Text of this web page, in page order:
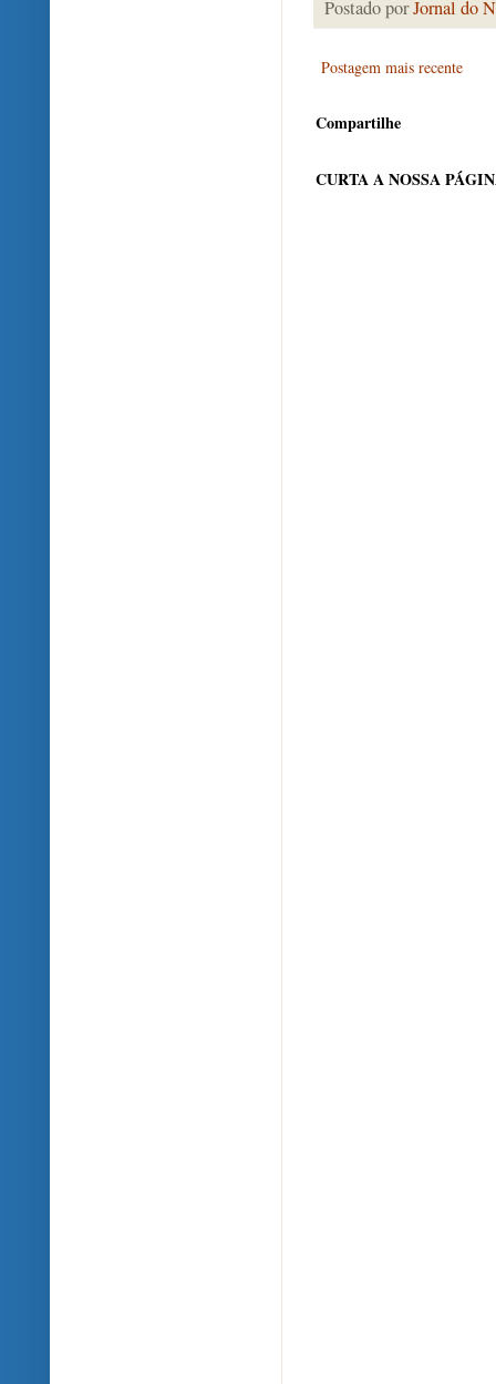
Postado porJornal do
Postagem mais recente
Compartilhe
CURTA A NOSSA